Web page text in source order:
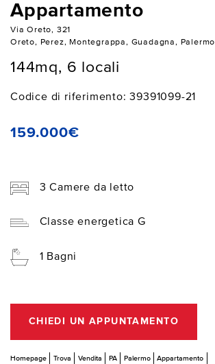
Appartamento
Via Oreto, 321
Oreto, Perez, Montegrappa, Guadagna,
144mq, 6 locali
Codice di riferimento: 39391099-21
159.000€
3 Camere da letto
Classe energetica G
1 Bagni
CHIEDI UN APPUNTAMENTO
Homepage Trova Vendita PA Palermo
Appartamento